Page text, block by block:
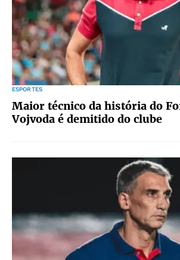
ESPORTES
Maior técnico da história do
Vojvoda é demitido do clube